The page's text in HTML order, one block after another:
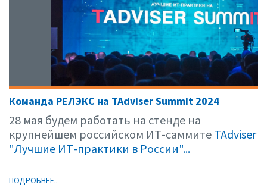
Команда РЕЛЭКС на TAdviser Summit 2024
28 мая будем работать на стенде на
крупнейшем российском ИТ-саммите TAdviser
"Лучшие ИТ-практики в России"...
ПОДРОБНЕЕ..